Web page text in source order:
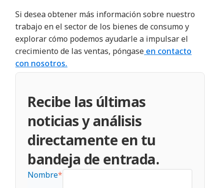
Si desea obtener más información sobre nuestro
trabajo en el sector de los bienes de consumo y
explorar cómo podemos ayudarle a impulsar el
crecimiento de las ventas, póngase en contacto
con nosotros.
Recibe las últimas
noticias y análisis
directamente en tu
bandeja de entrada.
Nombre*